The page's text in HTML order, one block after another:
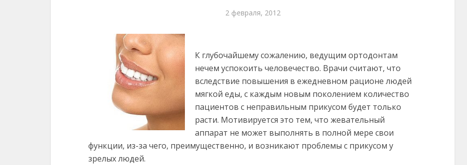
2 февраля, 2012
К глубочайшему сожалению, ведущим ортодонтам
нечем успокоить человечество. Врачи считают, что
вследствие повышения в ежедневном рационе людей
мягкой еды, с каждым новым поколением количество
пациентов с неправильным прикусом будет только
расти. Мотивируется это тем, что жевательный
аппарат не может выполнять в полной мере свои
функции, из-за чего, преимущественно, и возникают проблемы с прикусом у
зрелых людей.